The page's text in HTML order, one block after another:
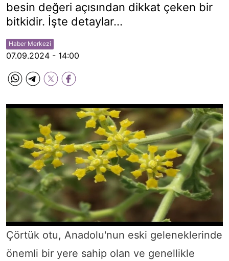
besin değeri açısından dikkat çeken bir
bitkidir. İşte detaylar...
Haber Merkezi
07.09.2024 - 14:00
Çörtük otu, Anadolu'nun eski geleneklerinde
önemli bir yere sahip olan ve genellikle